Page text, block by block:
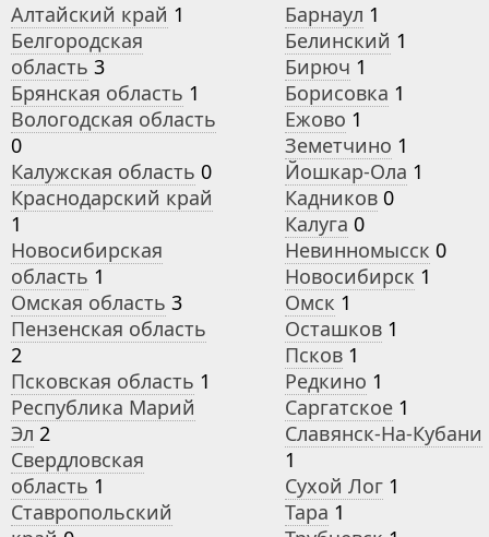
Алтайский край 1
Белгородская
область 3
Брянская область 1
Вологодская область
0
Калужская область 0
Краснодарский край
1
Новосибирская
область 1
Омская область 3
Пензенская область
2
Псковская область 1
Республика Марий
Эл 2
Свердловская
область 1
Ставропольский
Барнаул 1
Белинский 1
Бирюч 1
Борисовка 1
Ежово 1
Земетчино 1
Йошкар-Ола 1
Кадников 0
Калуга 0
Невинномысск 0
Новосибирск 1
Омск 1
Осташков 1
Псков 1
Редкино 1
Саргатское 1
Славянск-На-Кубани
1
Сухой Лог 1
Тара 1